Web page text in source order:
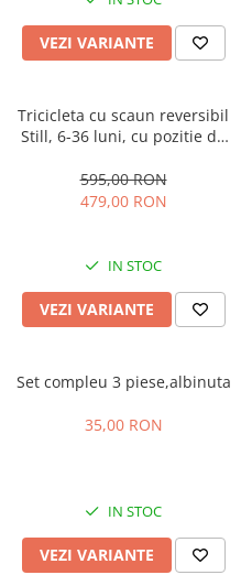
Bluze, pieptarase, mentite
Ciorapi
Pantaloni de exterior
Bluze si pulovere
Hainute bumbac organic
Bluze, pieptarase, mentite
Pantaloni de exterior
Bluze si pulovere
Babetele
Cos depozitare jucarii
Jocuri educative si de societate
Mingii
Jucarii gonflabile
Jucarii de nisip
Trotinete si biciclete
Carucioare papusi
Incaltaminte de panza
VEZI VARIANTE
Tricicleta cu scaun reversibil
Still, 6-36 luni, cu pozitie de
cu lumini si muzica, SL07
595,00 RON
479,00 RON
IN STOC
VEZI VARIANTE
Set compleu 3 piese,albinuta
35,00 RON
IN STOC
VEZI VARIANTE